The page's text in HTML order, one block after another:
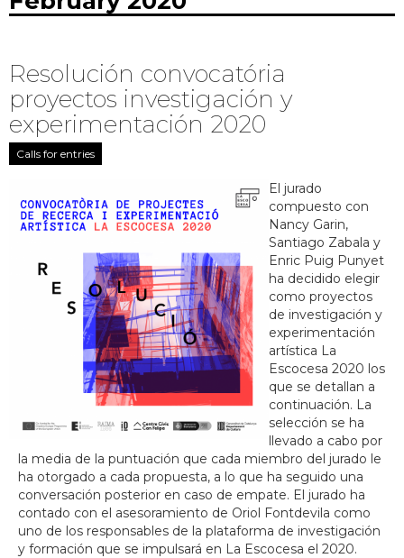
Resolución convocatória
proyectos investigación y
experimentación 2020
Calls for entries
El jurado
compuesto con
Nancy Garin,
Santiago Zabala y
Enric Puig Punyet
ha decidido elegir
como proyectos
de investigación y
experimentación
artística La
Escocesa 2020 los
que se detallan a
continuación. La
selección se ha
llevado a cabo por
la media de la puntuación que cada miembro del jurado le
ha otorgado a cada propuesta, a lo que ha seguido una
conversación posterior en caso de empate. El jurado ha
contado con el asesoramiento de Oriol Fontdevila como
uno de los responsables de la plataforma de investigación
y formación que se impulsará en La Escocesa el 2020.